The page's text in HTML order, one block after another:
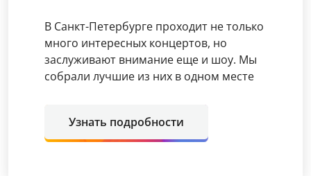
В Санкт-Петербурге проходит не только
много интересных концертов, но
заслуживают внимание еще и шоу. Мы
собрали лучшие из них в одном месте
Узнать подробности